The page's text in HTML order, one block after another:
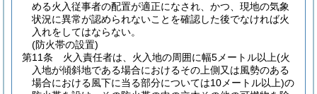
める火入従事者の配置が適正になされ、かつ、現地の気象
状況に異常が認められないことを確認した後でなければ火
入れをしてはならない。
(防火帯の設置)
第11条
火入責任者は、火入地の周囲に幅5メートル以上(火
入地が傾斜地である場合におけるその上側又は風勢のある
場合における風下に当る部分については10メートル以上)の